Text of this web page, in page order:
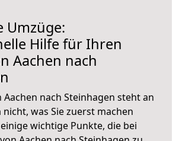
Umzüge:
Hilfe für Ihren
Aachen nach
nach Steinhagen steht an
nicht, was Sie zuerst machen
wichtige Punkte, die bei